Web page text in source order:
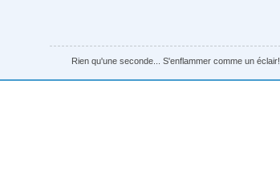
Rien qu'une seconde... S'enflammer comme un éclair!